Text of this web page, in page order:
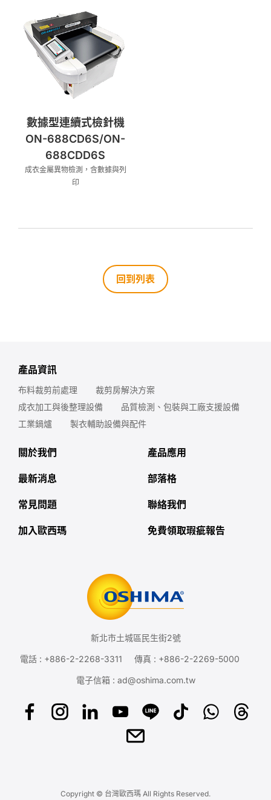
數據型連續式檢針機
ON-688CD6S/ON-
688CDD6S
成衣金屬異物檢測，含數據與列
印
回到列表
產品資訊
布料裁剪前處理
裁剪房解決方案
成衣加工與後整理設備
品質檢測、包裝與工廠支援設備
工業鍋爐
製衣輔助設備與配件
關於我們 產品應用
最新消息 部落格
常見問題 聯絡我們
加入歐西瑪 免費領取瑕疵報告
新北市土城區民生街2號
電話 : +886-2-2268-3311 傳真 : +886-2-2269-5000
電子信箱 : ad@oshima.com.tw
Copyright © 台灣歐西瑪 All Rights Reserved.